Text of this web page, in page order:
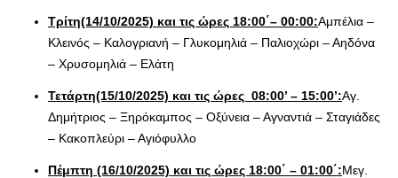
Τρίτη(14/10/2025) και τις ώρες 18:00΄– 00:00:Αμπέλια –
Κλεινός – Καλογριανή – Γλυκομηλιά – Παλιοχώρι – Αηδόνα
– Χρυσομηλιά – Ελάτη
Τετάρτη(15/10/2025) και τις ώρες 08:00’ – 15:00’:Αγ.
Δημήτριος – Ξηρόκαμπος – Οξύνεια – Αγναντιά – Σταγιάδες
– Κακοπλεύρι – Αγιόφυλλο
Πέμπτη (16/10/2025) και τις ώρες 18:00΄ – 01:00΄:Μεγ.